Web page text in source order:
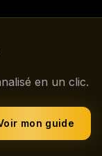
en un clic.
mon guide